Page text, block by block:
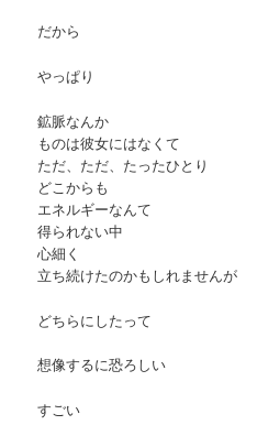
だから
やっぱり
鉱脈なんか
ものは彼女にはなくて
ただ、ただ、たったひとり
どこからも
エネルギーなんて
得られない中
心細く
立ち続けたのかもしれませんが
どちらにしたって
想像するに恐ろしい
すごい